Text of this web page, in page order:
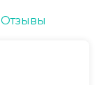
Отзывы